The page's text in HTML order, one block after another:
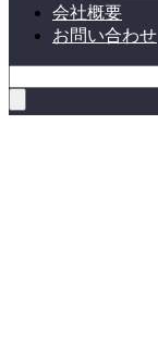
会社概要
お問い合わせ